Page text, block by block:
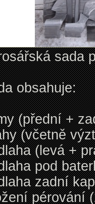
sada
obsahuje:
(přední +
(včetně
(levá +
pod
zadní
pérování